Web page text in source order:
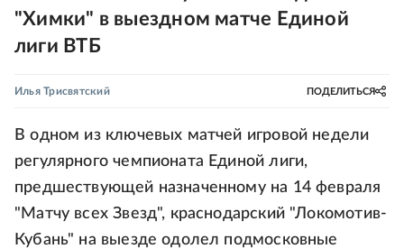
"Химки" в выездном матче Единой
лиги ВТБ
Илья Трисвятский ПОДЕЛИТЬСЯ
В одном из ключевых матчей игровой недели
регулярного чемпионата Единой лиги,
предшествующей назначенному на 14 февраля
"Матчу всех Звезд", краснодарский "Локомотив-
Кубань" на выезде одолел подмосковные